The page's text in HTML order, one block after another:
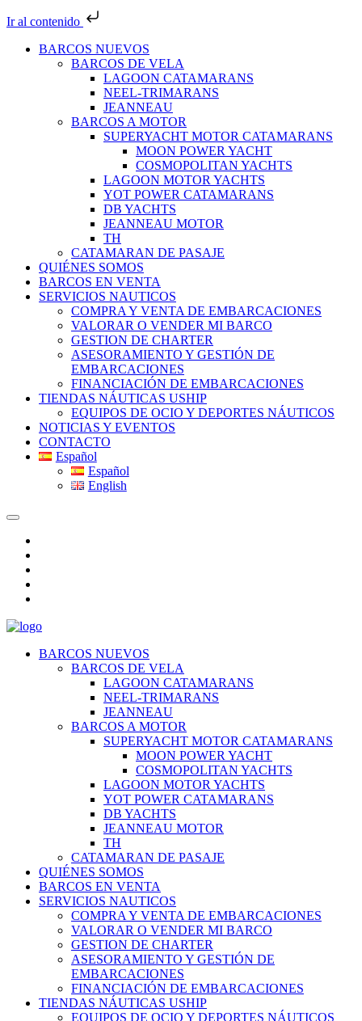
Ir al contenido
BARCOS NUEVOS
BARCOS DE VELA
LAGOON CATAMARANS
NEEL-TRIMARANS
JEANNEAU
BARCOS A MOTOR
SUPERYACHT MOTOR CATAMARANS
MOON POWER YACHT
COSMOPOLITAN YACHTS
LAGOON MOTOR YACHTS
YOT POWER CATAMARANS
DB YACHTS
JEANNEAU MOTOR
TH
CATAMARAN DE PASAJE
QUIÉNES SOMOS
BARCOS EN VENTA
SERVICIOS NAUTICOS
COMPRA Y VENTA DE EMBARCACIONES
VALORAR O VENDER MI BARCO
GESTION DE CHARTER
ASESORAMIENTO Y GESTIÓN DE
EMBARCACIONES
FINANCIACIÓN DE EMBARCACIONES
TIENDAS NÁUTICAS USHIP
EQUIPOS DE OCIO Y DEPORTES NÁUTICOS
NOTICIAS Y EVENTOS
CONTACTO
Español
Español
English
BARCOS NUEVOS
BARCOS DE VELA
LAGOON CATAMARANS
NEEL-TRIMARANS
JEANNEAU
BARCOS A MOTOR
SUPERYACHT MOTOR CATAMARANS
MOON POWER YACHT
COSMOPOLITAN YACHTS
LAGOON MOTOR YACHTS
YOT POWER CATAMARANS
DB YACHTS
JEANNEAU MOTOR
TH
CATAMARAN DE PASAJE
QUIÉNES SOMOS
BARCOS EN VENTA
SERVICIOS NAUTICOS
COMPRA Y VENTA DE EMBARCACIONES
VALORAR O VENDER MI BARCO
GESTION DE CHARTER
ASESORAMIENTO Y GESTIÓN DE
EMBARCACIONES
FINANCIACIÓN DE EMBARCACIONES
TIENDAS NÁUTICAS USHIP
EQUIPOS DE OCIO Y DEPORTES NÁUTICOS